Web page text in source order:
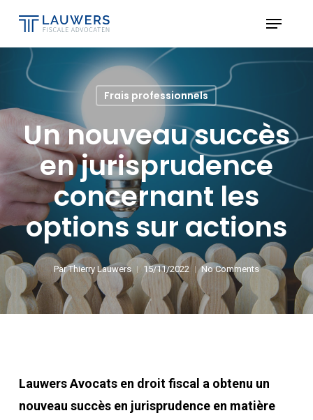
content
Menu
Frais professionnels
Un nouveau succès
en jurisprudence
concernant les
options sur actions
Par Thierry Lauwers 15/11/2022 No Comments
Lauwers Avocats en droit fiscal a obtenu un
nouveau succès en jurisprudence en matière
Close